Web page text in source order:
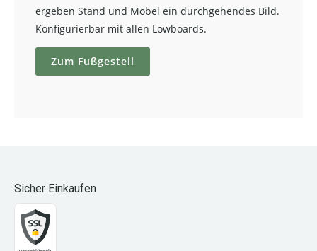
ergeben Stand und Möbel ein durchgehendes Bild.
Konfigurierbar mit allen Lowboards.
Zum Fußgestell
Sicher Einkaufen